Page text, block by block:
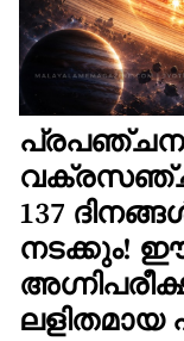
137
നടക്കും! ഈ
ലളിതമായ